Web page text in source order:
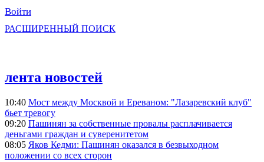
Войти
РАСШИРЕННЫЙ ПОИСК
лента новостей
10:40 Мост между Москвой и Ереваном: "Лазаревский клуб"
бьет тревогу
09:20 Пашинян за собственные провалы расплачивается
деньгами граждан и суверенитетом
08:05 Яков Кедми: Пашинян оказался в безвыходном
положении со всех сторон